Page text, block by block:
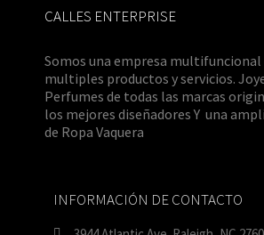
CALLES ENTERPRISE
Somos una empresa multifuncional
multiples productos y servicios.
Perfumes de todas las marcas
los mejores diseñadores Y una
de Ropa Vaquera
INFORMACIÓN DE CONTACTO